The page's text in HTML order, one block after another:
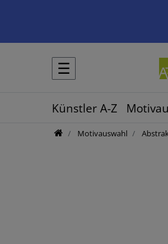
☰
Künstler A-Z
Motivauswahl